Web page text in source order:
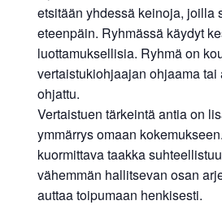
etsitään yhdessä keinoja, joilla
eteenpäin. Ryhmässä käydyt
luottamuksellisia. Ryhmä on
vertaistukiohjaajan ohjaama tai
ohjattu.
Vertaistuen tärkeintä antia on
ymmärrys omaan
kuormittava taakka
vähemmän hallitsevan osan
auttaa toipumaan henkisesti.